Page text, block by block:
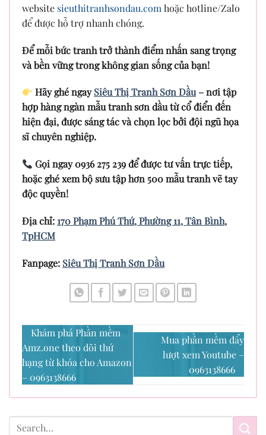
website sieuthitranhsondau.com hoặc hotline/Zalo
để được hỗ trợ nhanh chóng.
Để mỗi bức tranh trở thành điểm nhấn sang trọng
và bền vững trong không gian sống của bạn!
Hãy ghé ngaySiêu Thị Tranh Sơn Dầu – nơi tập
hợp hàng ngàn mẫu tranh sơn dầu từ cổ điển đến
hiện đại, được sáng tác và chọn lọc bởi đội ngũ họa
sĩ chuyên nghiệp.
Gọi ngay 0936 275 239 để được tư vấn trực tiếp,
hoặc ghé xem bộ sưu tập hơn 500 mẫu tranh vẽ tay
độc quyền!
Địa chỉ:170 Phạm Phú Thứ, Phường 11, Tân Bình,
TpHCM
Fanpage: Siêu Thị Tranh Sơn Dầu
Khám phá Phần mềm
Amz.one theo dõi thứ
hạng từ khóa cho Amazon
– 0963138666
Mua phần mềm đẩy
lượt xem Youtube –
0963138666